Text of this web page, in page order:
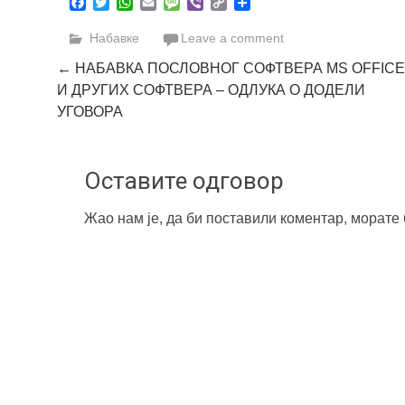
Набавке Leave a comment
Post
navigation
← НАБАВКА ПОСЛОВНОГ СОФТВЕРА MS OFFICE
И ДРУГИХ СОФТВЕРА – ОДЛУКА О ДОДЕЛИ
УГОВОРА
Оставите одговор
Жао нам је, да би поставили коментар, морате